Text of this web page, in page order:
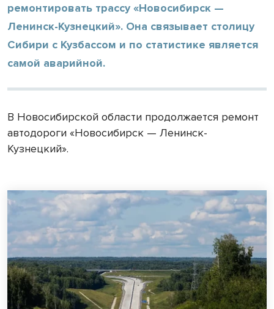
ремонтировать трассу «Новосибирск —
Ленинск-Кузнецкий». Она связывает столицу
Сибири с Кузбассом и по статистике является
самой аварийной.
В Новосибирской области продолжается ремонт
автодороги «Новосибирск — Ленинск-
Кузнецкий».